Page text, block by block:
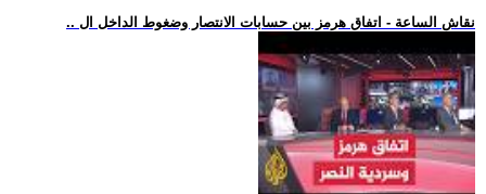
.. نقاش الساعة - اتفاق هرمز بين حسابات الانتصار وضغوط الداخل ال